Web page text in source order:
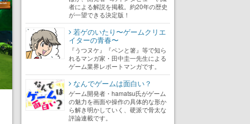
者による解説を掲載。約20年の歴史
が一望できる決定版！
若ゲのいたり〜ゲームクリエ
イターの青春〜
『うつヌケ』『ペンと箸』等で知ら
れるマンガ家・田中圭一先生による
ゲーム業界レポートマンガです。
なんでゲームは面白い？
ゲーム開発者・hamatsu氏がゲーム
の魅力を画面や操作の具体的な形か
ら解き明かしていく、硬派で骨太な
評論連載です。